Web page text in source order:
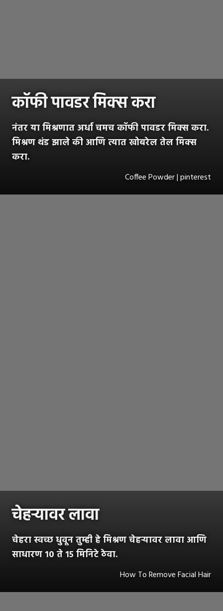
कॉफी पावडर मिक्स करा
नंतर या मिश्रणात अर्धा चमच कॉफी पावडर मिक्स करा.
मिश्रण थंड झाले की आणि त्यात खोबरेल तेल मिक्स
करा.
Coffee Powder | pinterest
चेहऱ्यावर लावा
चेहरा स्वच्छ धुवून तुम्ही हे मिश्रण चेहऱ्यावर लावा आणि
साधारण १० ते १५ मिनिटे ठेवा.
How To Remove Facial Hair